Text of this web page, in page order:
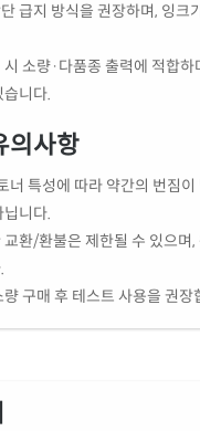
급지 방식을 권장하며, 잉크
소량·다품종 출력에 적합하
니다.
의사항
너 특성에 따라 약간의 번짐이
니다.
환/환불은 제한될 수 있으며
구매 후 테스트 사용을 권장